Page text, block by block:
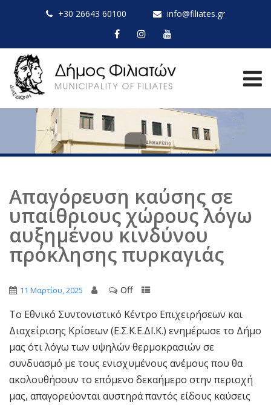
+30 26643 60100 info@filiates.gr
Απαγόρευση καύσης σε
υπαίθριους χώρους λόγω
αυξημένου κινδύνου
πρόκλησης πυρκαγιάς
11 Μαρτίου, 2025 Off
Το Εθνικό Συντονιστικό Κέντρο Επιχειρήσεων και
Διαχείρισης Κρίσεων (Ε.Σ.Κ.Ε.ΔΙ.Κ.) ενημέρωσε το Δήμο
μας ότι λόγω των υψηλών θερμοκρασιών σε
συνδυασμό με τους ενισχυμένους ανέμους που θα
ακολουθήσουν το επόμενο δεκαήμερο στην περιοχή
μας, απαγορεύονται αυστηρά παντός είδους καύσεις